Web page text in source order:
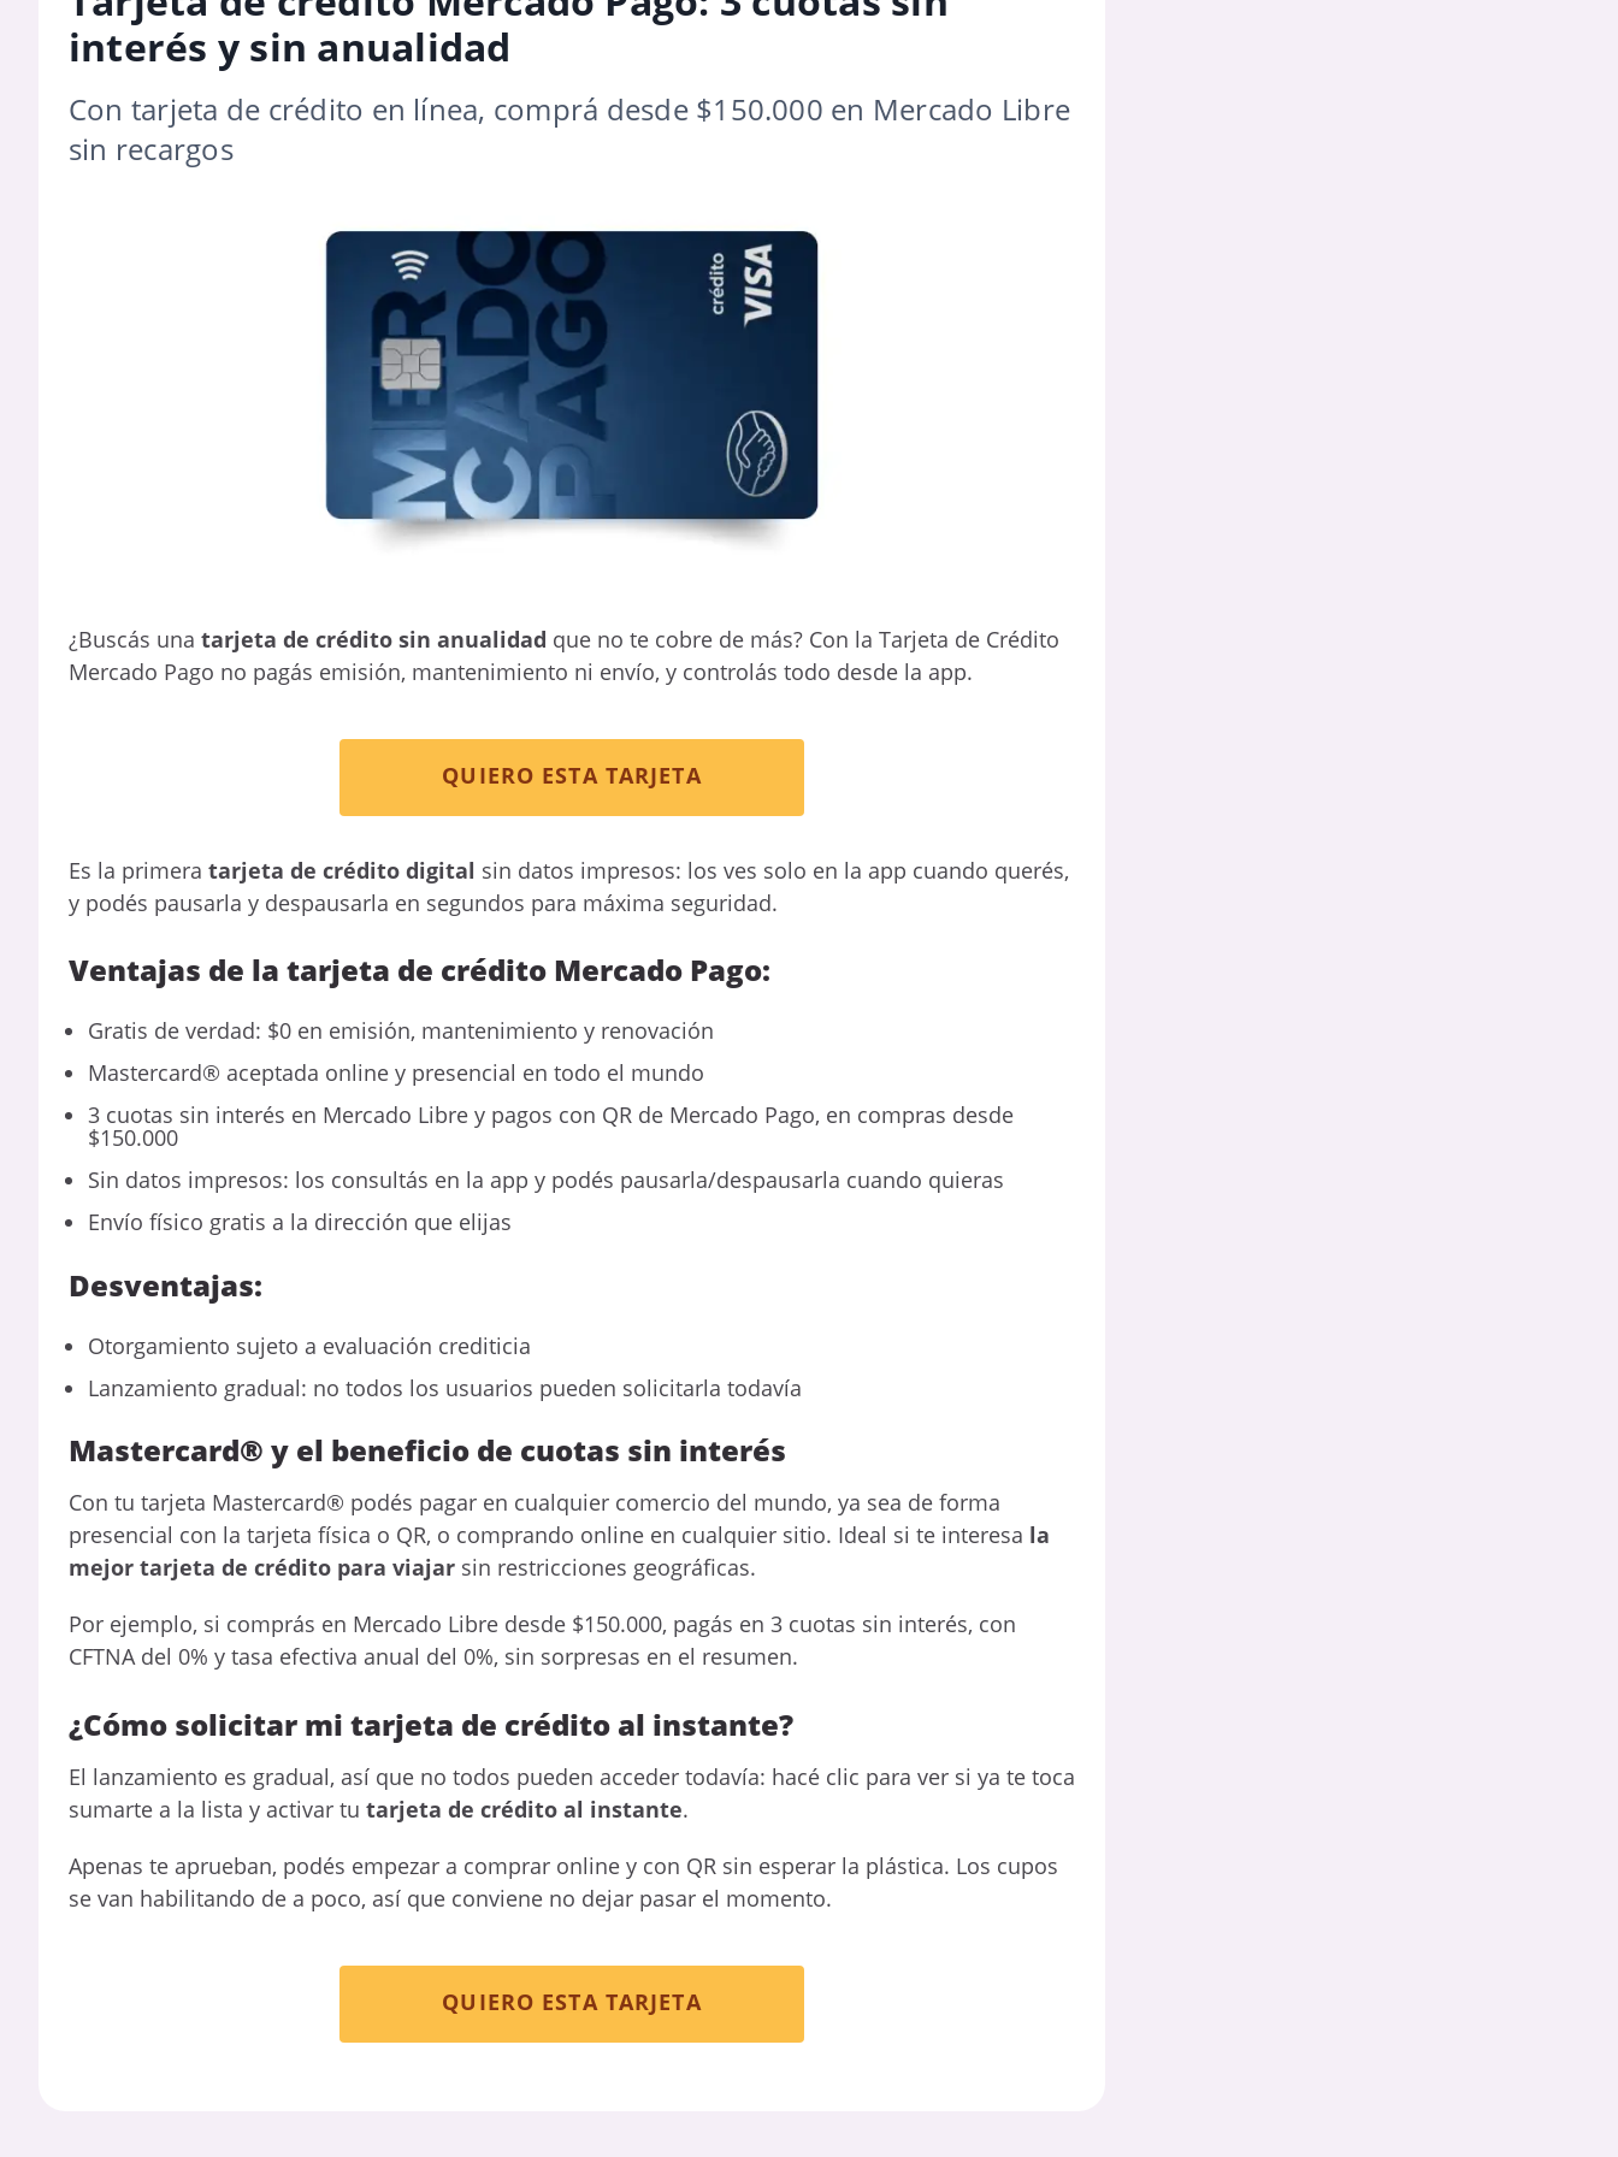
interés y sin anualidad
Con tarjeta de crédito en línea, comprá desde $150.000 en Mercado Libre
sin recargos
¿Buscás una tarjeta de crédito sin anualidad que no te cobre de más? Con la Tarjeta de Crédito
Mercado Pago no pagás emisión, mantenimiento ni envío, y controlás todo desde la app.
QUIERO ESTA TARJETA
Es la primera tarjeta de crédito digital sin datos impresos: los ves solo en la app cuando querés,
y podés pausarla y despausarla en segundos para máxima seguridad.
Ventajas de la tarjeta de crédito Mercado Pago:
Gratis de verdad: $0 en emisión, mantenimiento y renovación
Mastercard® aceptada online y presencial en todo el mundo
3 cuotas sin interés en Mercado Libre y pagos con QR de Mercado Pago, en compras desde
$150.000
Sin datos impresos: los consultás en la app y podés pausarla/despausarla cuando quieras
Envío físico gratis a la dirección que elijas
Desventajas:
Otorgamiento sujeto a evaluación crediticia
Lanzamiento gradual: no todos los usuarios pueden solicitarla todavía
Mastercard® y el beneficio de cuotas sin interés
Con tu tarjeta Mastercard® podés pagar en cualquier comercio del mundo, ya sea de forma
presencial con la tarjeta física o QR, o comprando online en cualquier sitio. Ideal si te interesa la
mejor tarjeta de crédito para viajar sin restricciones geográficas.
Por ejemplo, si comprás en Mercado Libre desde $150.000, pagás en 3 cuotas sin interés, con
CFTNA del 0% y tasa efectiva anual del 0%, sin sorpresas en el resumen.
¿Cómo solicitar mi tarjeta de crédito al instante?
El lanzamiento es gradual, así que no todos pueden acceder todavía: hacé clic para ver si ya te toca
sumarte a la lista y activar tu tarjeta de crédito al instante.
Apenas te aprueban, podés empezar a comprar online y con QR sin esperar la plástica. Los cupos
se van habilitando de a poco, así que conviene no dejar pasar el momento.
QUIERO ESTA TARJETA